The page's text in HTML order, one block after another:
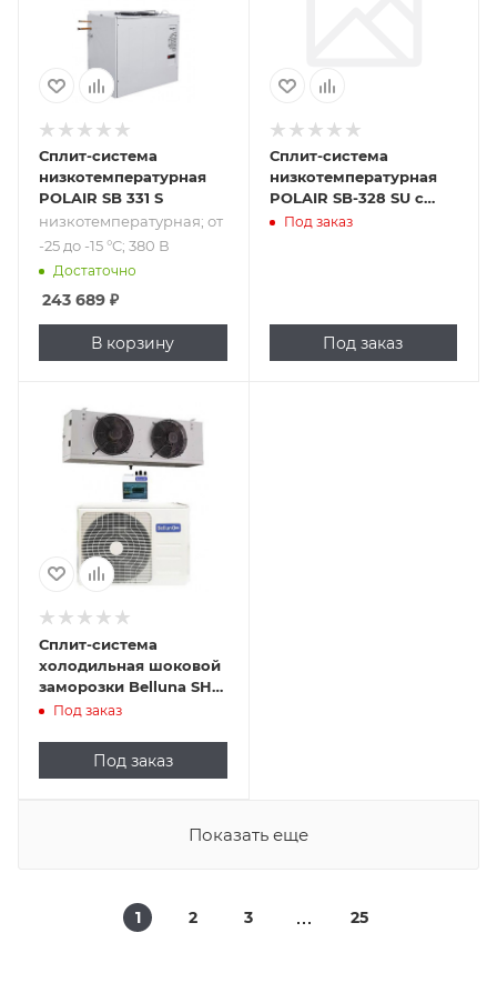
Сплит-система
низкотемпературная
POLAIR SB 331 S
низкотемпературная; от
-25 до -15 °C; 380 В
Достаточно
243 689 ₽
В корзину
Сплит-система
низкотемпературная
POLAIR SB-328 SU с
зимним комплектом
Под заказ
Под заказ
Сплит-система
холодильная шоковой
заморозки Belluna SH-
200Под заказ
Под заказ
Показать еще
1 2 3 25